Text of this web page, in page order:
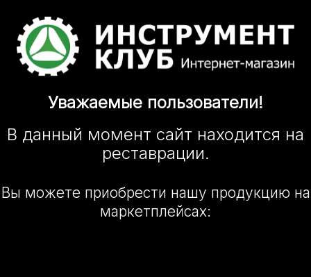
Уважаемые пользователи!
В данный момент сайт находится на
реставрации.
Вы можете приобрести нашу продукцию на
маркетплейсах: